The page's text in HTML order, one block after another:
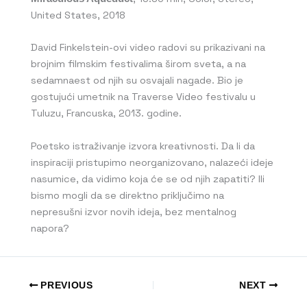
United States, 2018
David Finkelstein-ovi video radovi su prikazivani na
brojnim filmskim festivalima širom sveta, a na
sedamnaest od njih su osvajali nagade. Bio je
gostujući umetnik na Traverse Video festivalu u
Tuluzu, Francuska, 2013. godine.
Poetsko istraživanje izvora kreativnosti. Da li da
inspiraciji pristupimo neorganizovano, nalazeći ideje
nasumice, da vidimo koja će se od njih zapatiti? Ili
bismo mogli da se direktno priključimo na
nepresušni izvor novih ideja, bez mentalnog
napora?
PREVIOUS NEXT